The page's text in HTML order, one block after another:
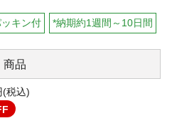
キン付 *納期約1週間～10日間
商品
(税込)